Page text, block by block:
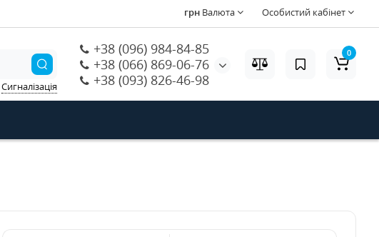
Особистий кабінет
грн Валюта
+38 (096) 984-84-85
+38 (066) 869-06-76
+38 (093) 826-46-98
Сигналізація
0